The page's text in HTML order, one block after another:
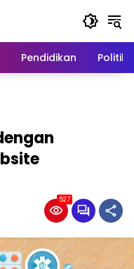
Pendidikan Politik
527